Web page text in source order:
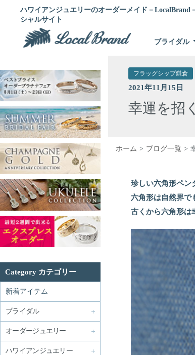
ハワイアンジュエリーのオーダーメイド－LocalBrand
シャルサイト
ブライダル
Category カテゴリー
新着アイテム
ブライダル
オーダージュエリー
ハワイアンジュエリー
フラッグシップ鎌倉
2021年11月15日
幸運を招
ホーム ブログ一覧
珍しい六角形ペン
六角形は自然界で
古くから六角形は